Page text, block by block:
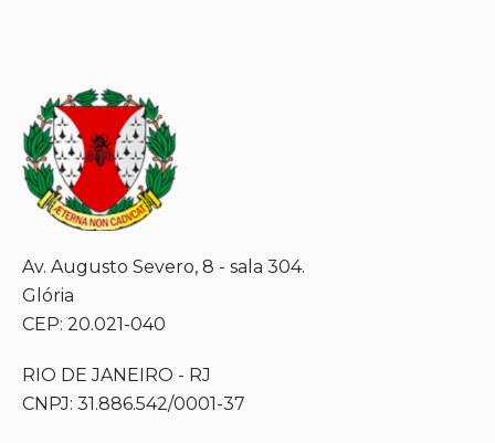
Av. Augusto Severo, 8 - sala 304.
Glória
CEP: 20.021-040
RIO DE JANEIRO - RJ
CNPJ: 31.886.542/0001-37